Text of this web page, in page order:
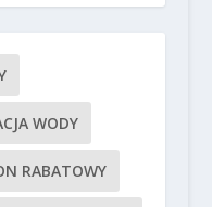
WODY
RABATOWY